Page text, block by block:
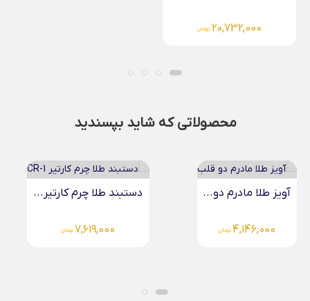
20,732,000 تومان
محصولاتی که شاید بپسندید
آویز طلا مادرم دو...
4,146,000 تومان
دستبند طلا چرم کارتیر...
7,619,000 تومان